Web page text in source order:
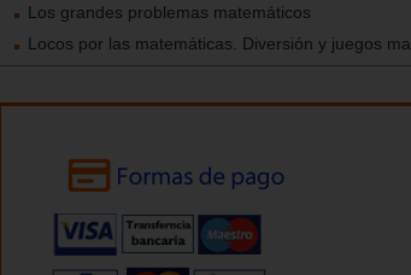
Los grandes problemas matemáticos
Locos por las matemáticas. Diversión y juegos